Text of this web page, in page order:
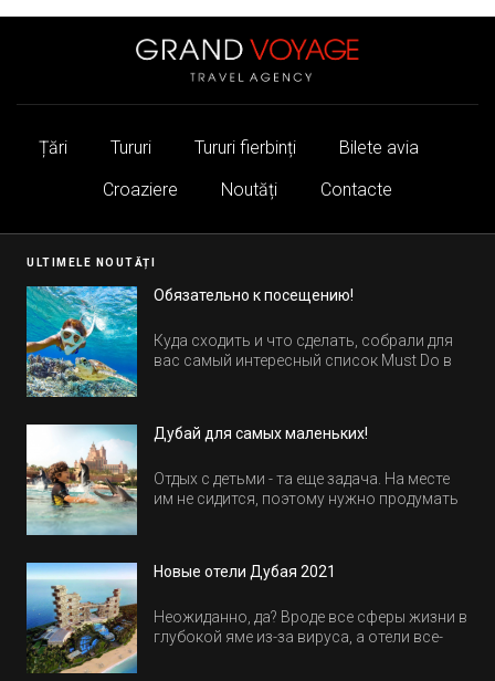
Țări Tururi Tururi fierbinți
Bilete avia
Croaziere
Noutăți Contacte
ULTIMELE NOUTĂȚI
Обязательно к посещению!
Куда сходить и что сделать, собрали для
вас самый интересный список Must Do в
Дубай для самых маленьких!
Отдых с детьми - та еще задача. На месте
им не сидится, поэтому нужно продумать
Новые отели Дубая 2021
Неожиданно, да? Вроде все сферы жизни в
глубокой яме из-за вируса, а отели все-